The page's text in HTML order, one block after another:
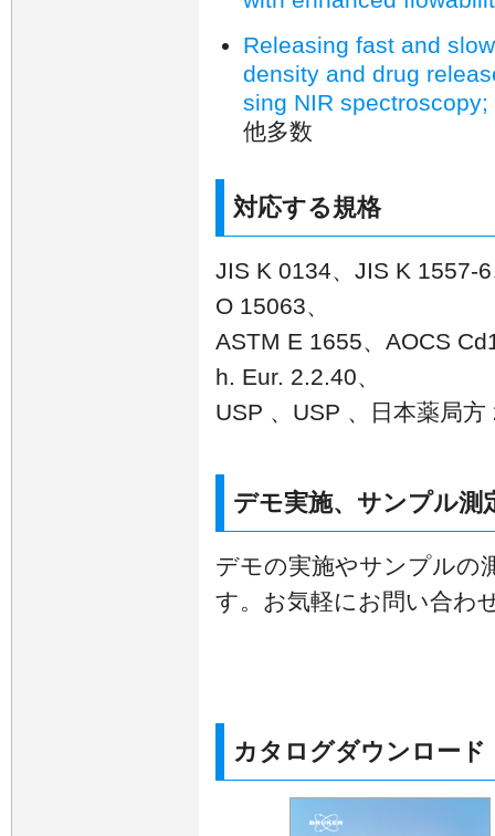
Releasing fast and
density and drug
sing NIR spectroscopy;
他多数
対応する規格
JIS K 0134、JIS K 1557-
O 15063、
ASTM E 1655、AOCS
h. Eur. 2.2.40、
USP 、USP 、日本薬局方
デモ実施、サンプル測
デモの実施やサンプルの
す。お気軽にお問い合わ
カタログダウンロード